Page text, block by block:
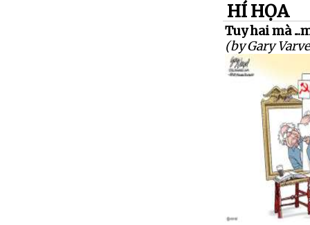
HÍ HỌA
Tuy hai mà
(by Gary